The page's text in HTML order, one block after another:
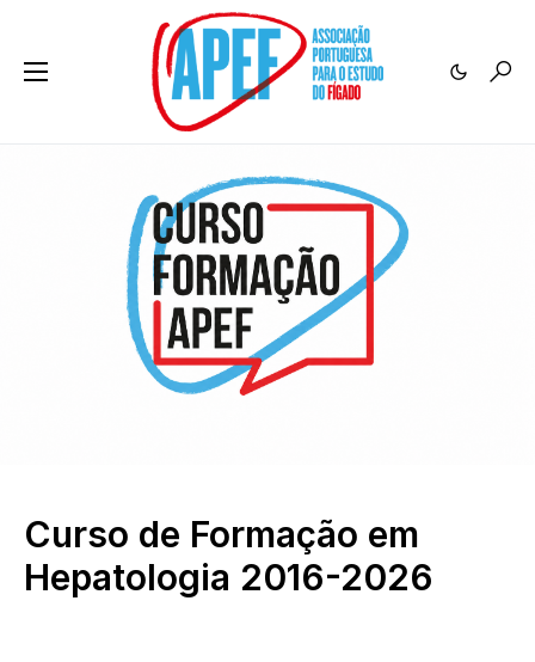
Curso de Formação em
Hepatologia 2016-2026